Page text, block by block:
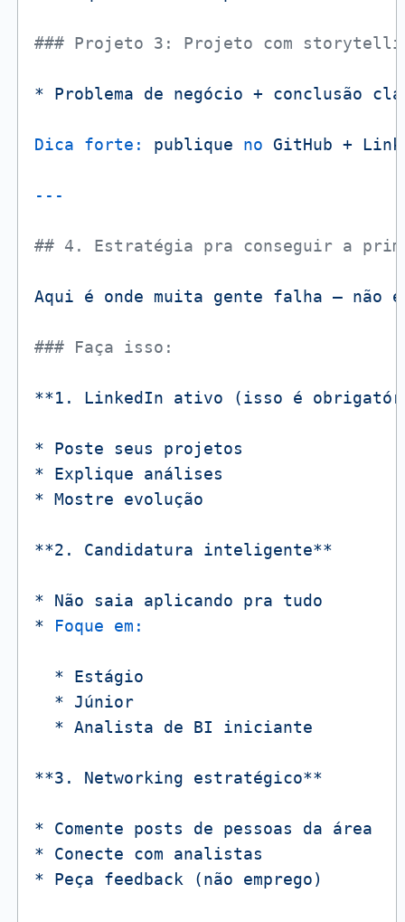
### Projeto 3: Projeto com
* Problema de negócio + conclusão
Dica forte: publique no GitHub +
## 4. Estratégia pra conseguir a
Aqui é onde muita gente falha — não é
### Faça isso:
**1. LinkedIn ativo (isso é
* Poste seus
projetos
*
Explique
análises
* Mostre evolução
**2. Candidatura inteligente**
* Não saia aplicando pra
tudo
*
Foque em:
*
Estágio
*
Júnior
* Analista de BI iniciante
**3. Networking estratégico**
* Comente posts de pessoas da
área
*
Conecte com
analistas
*
Peça feedback (não emprego)